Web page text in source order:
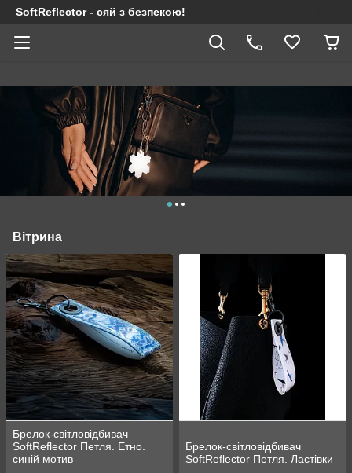
SoftReflector - сяй з безпекою!
Вітрина
Брелок-світловідбивач
SoftReflector Петля. Етно.
синій мотив
Брелок-світловідбивач
SoftReflector Петля. Ластівки